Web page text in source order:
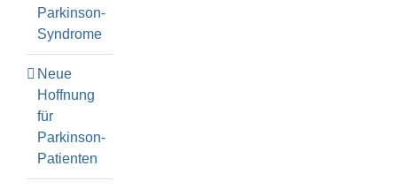
Parkinson-
Syndrome
Neue
Hoffnung
für
Parkinson-
Patienten